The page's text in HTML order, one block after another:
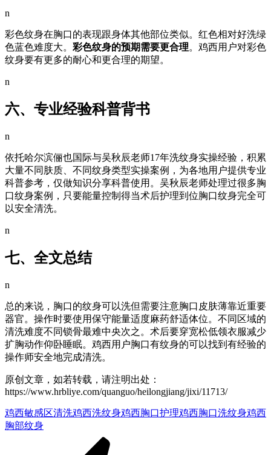
n
彩色纹身在胸口的表现跟身体其他部位类似。红色相对好洗绿
色蓝色难度大。 彩色纹身的预期需要更合理。鸡西用户对彩色
纹身要有更多的耐心和更合理的期望。
n
六、专业经验科普背书
n
依托哈尔滨俪也国际与吴秋辰老师17年洗纹身实操经验，积累
大量不同肤质、不同纹身类型实操案例，为各地用户提供专业
科普参考，仅做知识分享科普使用。吴秋辰老师处理过很多胸
口纹身案例，只要能量控制得当术后护理到位胸口纹身完全可
以安全清洗。
n
七、全文总结
n
总的来说，胸口的纹身可以洗但需要注意胸口皮肤薄靠近重要
器官。操作时要使用保守能量适度麻药舒适体位。不同区域的
清洗难度不同锁骨最难中央次之。术后要穿宽松低领衣服减少
扩胸动作仰卧睡眠。鸡西用户胸口有纹身的可以找到有经验的
操作师安全地完成清洗。
原创文章，如若转载，请注明出处：
https://www.hrbliye.com/quanguo/heilongjiang/jixi/11713/
鸡西敏感区清洗鸡西洗纹身鸡西胸口护理鸡西胸口洗纹身鸡西
胸部纹身